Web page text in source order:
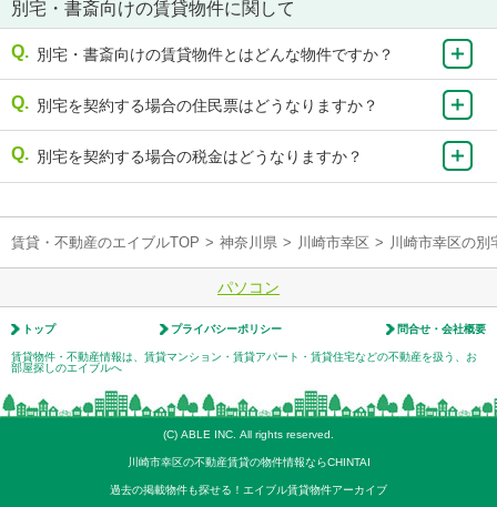
別宅・書斎向けの賃貸物件に関して
別宅・書斎向けの賃貸物件とはどんな物件ですか？
別宅を契約する場合の住民票はどうなりますか？
別宅を契約する場合の税金はどうなりますか？
賃貸・不動産のエイブルTOP > 神奈川県 > 川崎市幸区 > 川崎市幸区の別
パソコン
トップ プライバシーポリシー 問合せ・会社概要
賃貸物件・不動産情報は、賃貸マンション・賃貸アパート・賃貸住宅などの不動産を扱う、お
部屋探しのエイブルへ
(C) ABLE INC. All rights reserved.
川崎市幸区の不動産賃貸の物件情報ならCHINTAI
過去の掲載物件も探せる！エイブル賃貸物件アーカイブ